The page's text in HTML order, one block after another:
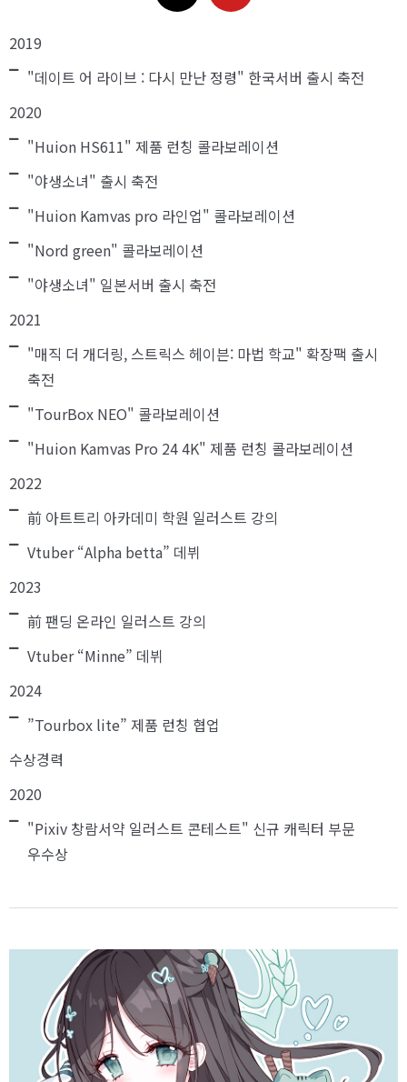
2019
"데이트 어 라이브 : 다시 만난 정령" 한국서버 출시 축전
2020
"Huion HS611" 제품 런칭 콜라보레이션
"야생소녀" 출시 축전
"Huion Kamvas pro 라인업" 콜라보레이션
"Nord green" 콜라보레이션
"야생소녀" 일본서버 출시 축전
2021
"매직 더 개더링, 스트릭스 헤이븐: 마법 학교" 확장팩 출시
축전
"TourBox NEO" 콜라보레이션
"Huion Kamvas Pro 24 4K" 제품 런칭 콜라보레이션
2022
前 아트트리 아카데미 학원 일러스트 강의
Vtuber “Alpha betta” 데뷔
2023
前 팬딩 온라인 일러스트 강의
Vtuber “Minne” 데뷔
2024
”Tourbox lite” 제품 런칭 협업
수상경력
2020
"Pixiv 창람서약 일러스트 콘테스트" 신규 캐릭터 부문
우수상